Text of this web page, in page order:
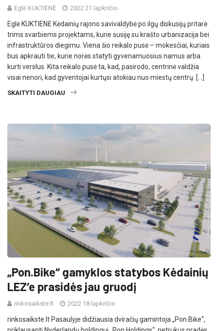
Eglė KUKTIENĖ 2022 21 lapkričio
Eglė KUKTIENĖ Kėdainių rajono savivaldybė po ilgų diskusijų pritarė
trims svarbiems projektams, kurie susiję su krašto urbanizacija bei
infrastruktūros diegimu. Viena šio reikalo pusė – mokesčiai, kuriais
bus apkrauti tie, kurie norės statyti gyvenamuosius namus arba
kurti verslus. Kita reikalo pusė ta, kad, pasirodo, centrinė valdžia
visai nenori, kad gyventojai kurtųsi atokiau nuo miestų centrų. […]
SKAITYTI DAUGIAU
„Pon.Bike“ gamyklos statybos Kėdainių
LEZ‘e prasidės jau gruodį
rinkosaikste.lt 2022 18 lapkričio
rinkosaikste.lt Pasaulyje didžiausia dviračių gamintoja „Pon.Bike“,